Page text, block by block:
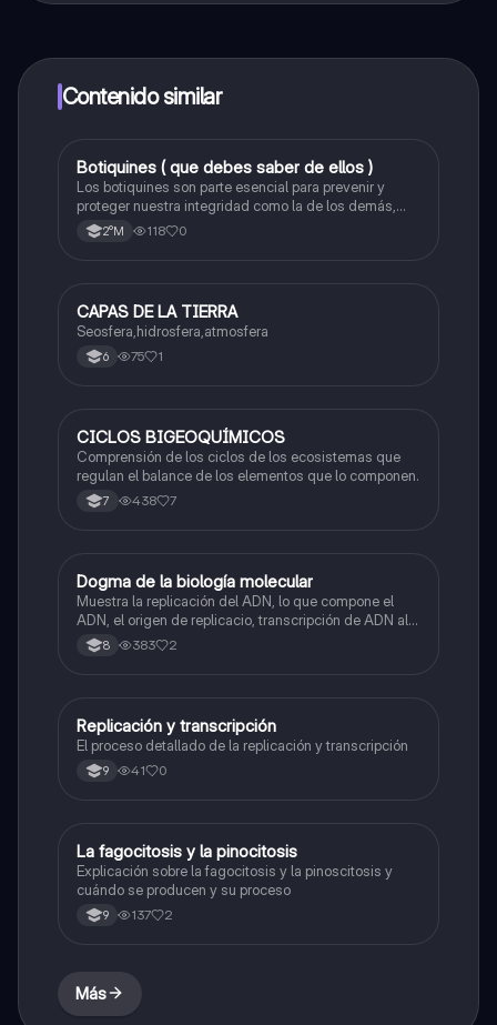
a determinadas funciones.
Contenido similar
Biologia
Botiquines ( que debes saber de ellos )
Los botiquines son parte esencial para prevenir y
proteger nuestra integridad como la de los demás,
conoce todos sus implementos, los tipos e
importancia de estos con imágenes de apoyo :)
2°M 118 0
Biologia
CAPAS DE LA TIERRA
Seosfera,hidrosfera,atmosfera
6 75 1
Biologia
CICLOS BIGEOQUÍMICOS
Comprensión de los ciclos de los ecosistemas que
regulan el balance de los elementos que lo componen.
7 438 7
Biologia
Dogma de la biología molecular
Muestra la replicación del ADN, lo que compone el
ADN, el origen de replicacio, transcripción de ADN al
ARN y traducción de ARN a proteína.
8 383 2
Biologia
Replicación y transcripción
El proceso detallado de la replicación y transcripción
9 41 0
Biologia
La fagocitosis y la pinocitosis
Explicación sobre la fagocitosis y la pinoscitosis y
cuándo se producen y su proceso
9 137 2
Más